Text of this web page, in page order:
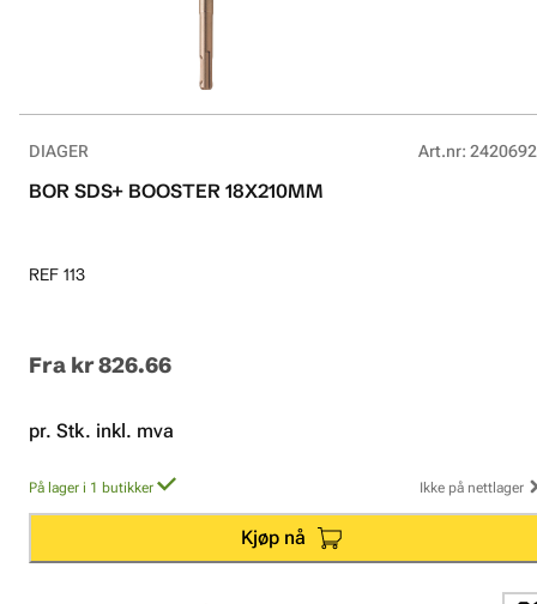
DIAGER Art.nr:
BOR SDS+ BOOSTER 18X210MM
REF 113
Fra kr 826.66
pr. Stk. inkl. mva
På lager i 1 butikker Ikke på nettlager
Kjøp nå